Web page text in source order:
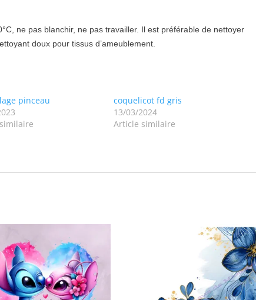
ne pas blanchir, ne pas travailler. Il est préférable de nettoyer
doux pour tissus d’ameublement.
pinceau
coquelicot fd gris
13/03/2024
Article similaire